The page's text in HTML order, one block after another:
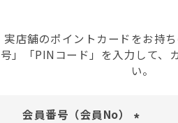
実店舗のポイントカードをお持
号」「PINコード」を入力して、
い。
会員番号（会員No）